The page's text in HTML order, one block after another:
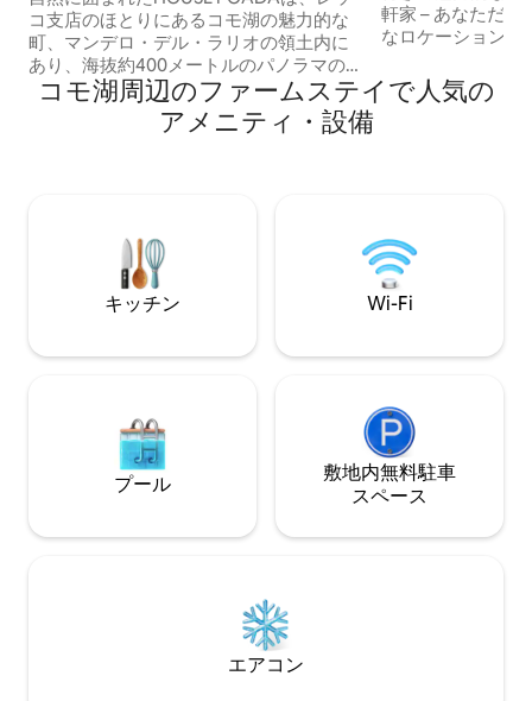
コ支店のほとりにあるコモ湖の魅力的な
町、マンデロ・デル・ラリオの領土内に
あり、海抜約400メートルのパノラマの
位置にあります。 美しい湖と愛されてい
る「グリーニュ」の素晴らしい景色を眺
めることができます。 自然と静けさを愛
結ぶ古代の通路「Sentiero del
Viandante」（放浪者の道）に直結してい
ます。 現在、アバディア・ラリアナから
ふもとに入ります。 合計約45 kmの長さ
て、コースは3つまたは4つのステージに
分かれています。 鉄道路線Lecco - Colico
との交差点が頻繁にあるため、電車で出
発点に戻る1つのステージを完了すること
出により、季節ごとにルートを交差させ
ンデッロ・デル・ラリオの絵のように美
しい村であるソマナから、緑に囲まれた
500メートルの私道を通って車で簡単にア
軒家 – あなただけのお部
なロケーションに
㎡のリビングスペ
クで温かい雰囲気
コモ湖周辺のフ⁠ァ⁠ー⁠ム⁠ス⁠テ⁠イ⁠で人⁠気⁠の
ア⁠メ⁠ニ⁠テ⁠ィ⁠・設⁠備
キッチン Wi-Fi
プール
敷地内無料駐⁠車
ス⁠ペ⁠ー⁠ス
エアコン